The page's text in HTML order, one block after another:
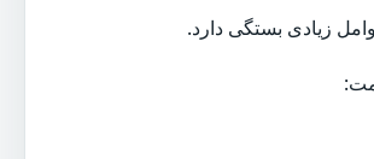
زیادی بستگی دارد.